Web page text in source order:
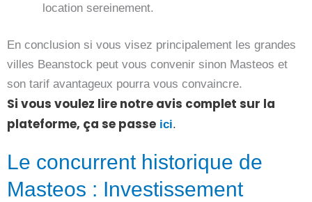
location sereinement.
En conclusion si vous visez principalement les grandes
villes Beanstock peut vous convenir sinon Masteos et
son tarif avantageux pourra vous convaincre.
Si vous voulez lire notre avis complet sur la
plateforme, ça se passe ici.
Le concurrent historique de
Masteos : Investissement